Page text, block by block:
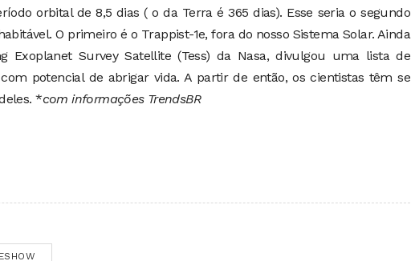
orbital de 8,5 dias ( o da Terra é 365 dias). Esse seria o segundo
O primeiro é o Trappist-1e, fora do nosso Sistema Solar. Ainda
Exoplanet Survey Satellite (Tess) da Nasa, divulgou uma lista de
potencial de abrigar vida. A partir de então, os cientistas têm se
*com informações TrendsBR